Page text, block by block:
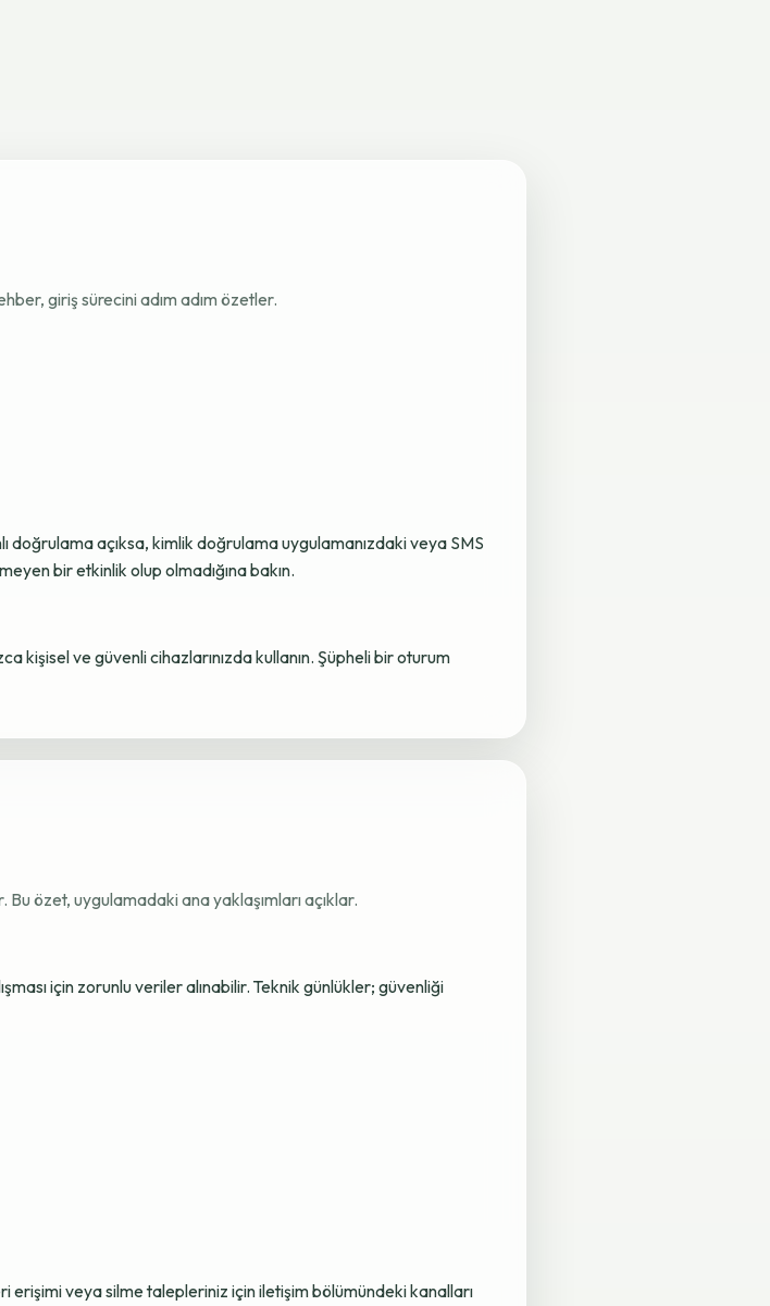
giriş sürecini adım adım özetler.
doğrulama açıksa, kimlik doğrulama uygulamanızdaki veya SMS
bir etkinlik olup olmadığına bakın.
kişisel ve güvenli cihazlarınızda kullanın. Şüpheli bir oturum
özet, uygulamadaki ana yaklaşımları açıklar.
için zorunlu veriler alınabilir. Teknik günlükler; güvenliği
veya silme talepleriniz için iletişim bölümündeki kanalları